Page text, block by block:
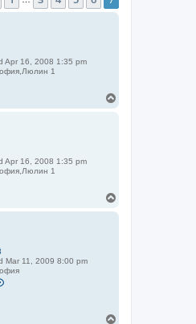
Apr 16, 2008 1:35 pm
1
Apr 16, 2008 1:35 pm
1
Mar 11, 2009 8:00 pm